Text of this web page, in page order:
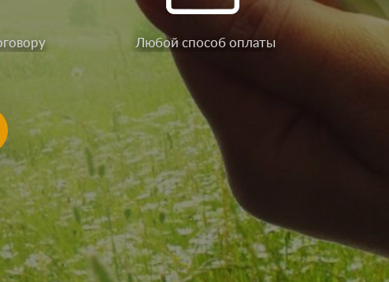
Любой способ оплаты